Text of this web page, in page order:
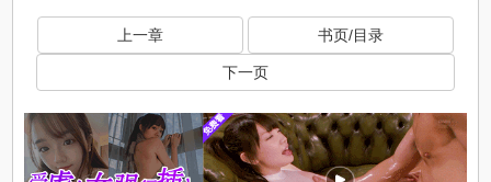
上一章 书页/目录
下一页